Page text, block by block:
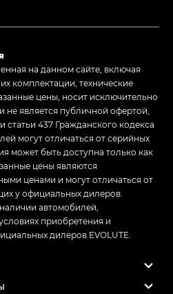
на данном сайте, включая
комплектации, технические
цены, носит исключительно
является публичной офертой,
437 Гражданского кодекса
могут отличаться от серийных
может быть доступна только как
цены являются
ценами и могут отличаться от
у официальных дилеров.
автомобилей,
приобретения и
дилеров EVOLUTE.